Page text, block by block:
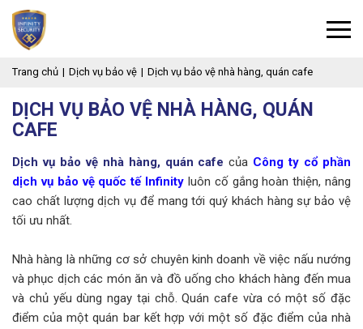
Trang chủ Dịch vụ bảo vệ Dịch vụ bảo vệ nhà hàng, quán cafe
DỊCH VỤ BẢO VỆ NHÀ HÀNG, QUÁN
CAFE
Dịch vụ bảo vệ nhà hàng, quán cafe của Công ty cổ phần
dịch vụ bảo vệ quốc tế Infinity luôn cố gắng hoàn thiện, nâng
cao chất lượng dịch vụ để mang tới quý khách hàng sự bảo vệ
tối ưu nhất.
Nhà hàng là những cơ sở chuyên kinh doanh về việc nấu nướng
và phục dịch các món ăn và đồ uống cho khách hàng đến mua
và chủ yếu dùng ngay tại chỗ. Quán cafe vừa có một số đặc
điểm của một quán bar kết hợp với một số đặc điểm của nhà